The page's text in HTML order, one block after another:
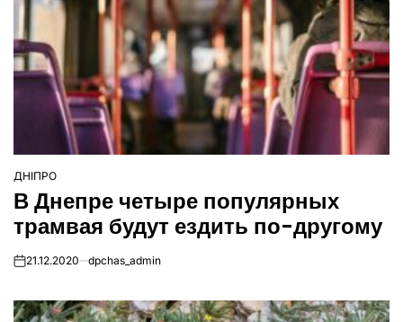
ОПУБЛІКУВАТИ
У
ДНІПРО
В Днепре четыре популярных
трамвая будут ездить по-другому
on21.12.2020 dpchas_admin